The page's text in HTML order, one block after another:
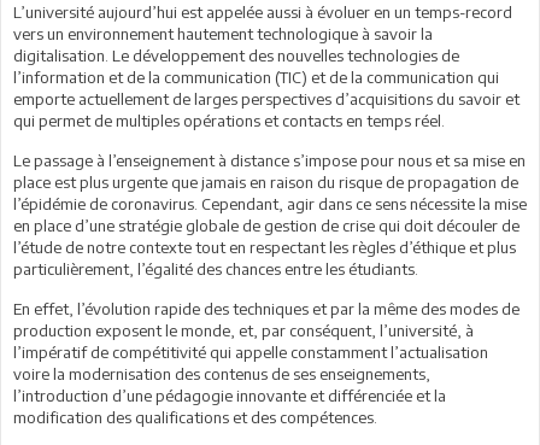
L’université aujourd’hui est appelée aussi à évoluer en un temps-record
vers un environnement hautement technologique à savoir la
digitalisation. Le développement des nouvelles technologies de
l’information et de la communication (TIC) et de la communication qui
emporte actuellement de larges perspectives d’acquisitions du savoir et
qui permet de multiples opérations et contacts en temps réel.
Le passage à l’enseignement à distance s’impose pour nous et sa mise en
place est plus urgente que jamais en raison du risque de propagation de
l’épidémie de coronavirus. Cependant, agir dans ce sens nécessite la mise
en place d’une stratégie globale de gestion de crise qui doit découler de
l’étude de notre contexte tout en respectant les règles d’éthique et plus
particulièrement, l’égalité des chances entre les étudiants.
En effet, l’évolution rapide des techniques et par la même des modes de
production exposent le monde, et, par conséquent, l’université, à
l’impératif de compétitivité qui appelle constamment l’actualisation
voire la modernisation des contenus de ses enseignements,
l’introduction d’une pédagogie innovante et différenciée et la
modification des qualifications et des compétences.